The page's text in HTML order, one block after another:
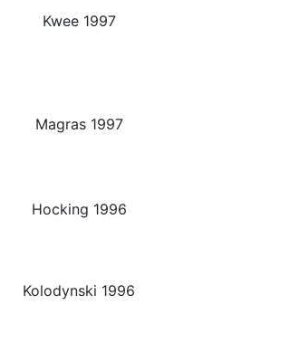
Kwee 1997
Magras 1997
Hocking 1996
Kolodynski 1996